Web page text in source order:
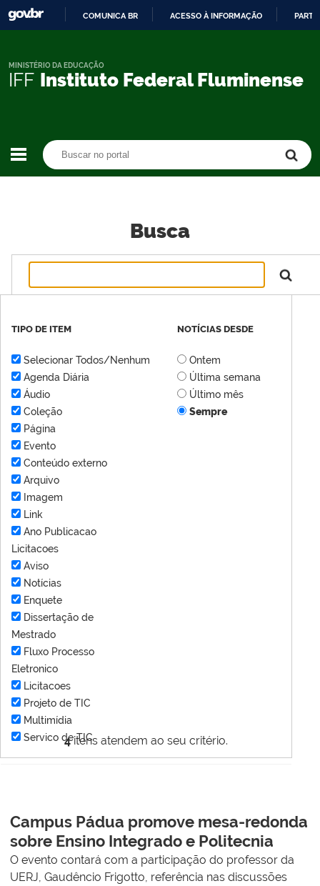
CONTEÚDO
COMUNICA BR ACESSO À INFORMAÇÃO
IFF Instituto Federal Fluminense
MINISTÉRIO DA EDUCAÇÃO
Busca
4itens atendem ao seu critério.
TIPO DE ITEM
Selecionar Todos/Nenhum
Agenda Diária
Áudio
Coleção
Página
Evento
Conteúdo externo
Arquivo
Imagem
Link
Ano Publicacao
Licitacoes
Aviso
Notícias
Enquete
Dissertação de
Mestrado
Fluxo Processo
Eletronico
Licitacoes
Projeto de TIC
Multimídia
Servico de TIC
NOTÍCIAS DESDE
Ontem
Última semana
Último mês
Sempre
Campus Pádua promove mesa-redonda
sobre Ensino Integrado e Politecnia
O evento contará com a participação do professor da
UERJ, Gaudêncio Frigotto, referência nas discussões